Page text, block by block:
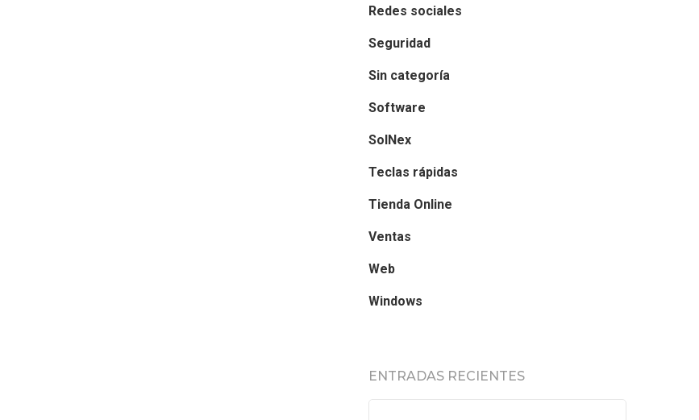
Redes sociales
Seguridad
Sin categoría
Software
SolNex
Teclas rápidas
Tienda Online
Ventas
Web
Windows
ENTRADAS RECIENTES